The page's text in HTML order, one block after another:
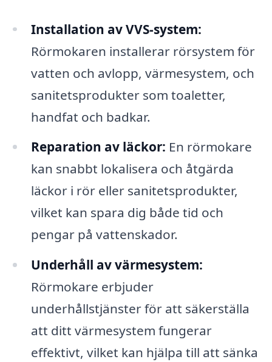
Installation av VVS-system:
Rörmokaren installerar rörsystem för
vatten och avlopp, värmesystem, och
sanitetsprodukter som toaletter,
handfat och badkar.
Reparation av läckor: En rörmokare
kan snabbt lokalisera och åtgärda
läckor i rör eller sanitetsprodukter,
vilket kan spara dig både tid och
pengar på vattenskador.
Underhåll av värmesystem:
Rörmokare erbjuder
underhållstjänster för att säkerställa
att ditt värmesystem fungerar
effektivt, vilket kan hjälpa till att sänka